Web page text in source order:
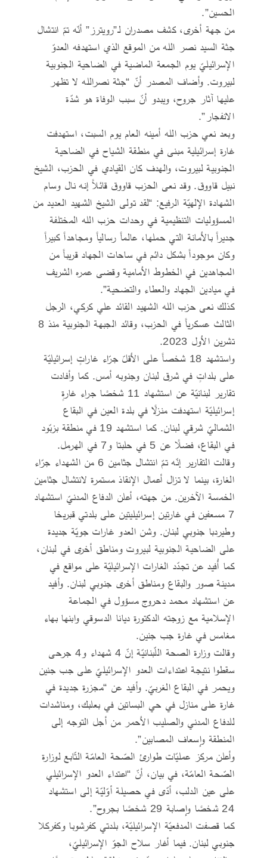
الحسين”.
من جهة أخرى، كشف مصدران لـ”رويترز” أنّه تمّ انتشال
جثة السيد نصر الله من الموقع الذي استهدفه العدوّ
الإسرائيليّ يوم الجمعة الماضية في الضاحية الجنوبية
لبيروت. وأضاف المصدر أنّ “جثة نصرالله لا تظهر
عليها آثار جروح، ويبدو أنّ سبب الوفاة هو شدّة
الانفجار”.
وبعد نعي حزب الله أمينه العام يوم السبت، استهدفت
غارة إسرائيلية مبنى في منطقة الشياح في الضاحية
الجنوبية لبيروت، والهدف كان القيادي في الحزب، الشيخ
نبيل قاووق. وقد نعى الحزب قاووق قائلاً إنه نال وسام
الشهادة الإلهيّة الرفيع: “لقد تولى الشيخ الشهيد العديد من
المسؤوليات التنظيمية في وحدات حزب الله المختلفة
جديراً بالأمانة التي حملها، عالماً رسالياً ومجاهداً كبيراً
وكان موجوداً بشكل دائم في ساحات الجهاد قريباً من
المجاهدين في الخطوط الأمامية وقضى عمره الشريف
في ميادين الجهاد والعطاء والتضحية”.
كذلك نعى حزب الله الشهيد القائد علي كركي، الرجل
الثالث عسكرياً في الحزب، وقائد الجبهة الجنوبية منذ 8
تشرين الأول 2023.
واستشهد 18 شخصاً على الأقلّ جرّاء غاراتٍ إسرائيليّة
على بلداتٍ في شرق لبنان وجنوبه أمس. كما وأفادت
تقارير لبنانيّة عن استشهاد 11 شخصًا جراء غارةٍ
إسرائيليّة استهدفت منزلًا في بلدة العين في البقاع
الشماليّ شرقي لبنان. كما استشهد 19 في منطقة بزبّود
في البقاع، فضلًا عن 5 في حلبتا و7 في الهرمل.
وقالت التقارير إنّه تمّ انتشال جثامين 6 من الشهداء جرّاء
الغارة، بينما لا تزال أعمال الإنقاذ مستمرة لانتشال جثامين
الخمسة الآخرين. من جهته، أعلن الدفاع المدنيّ استشهاد
7 مسعفين في غارتين إسرائيليتين على بلدتي قبريخا
وطيردبا جنوبي لبنان. وشن العدو غارات جويّة جديدة
على الضاحية الجنوبية لبيروت ومناطق أخرى في لبنان،
كما أُفيد عن تجدّد الغارات الإسرائيليّة على مواقع في
مدينة صور والبقاع ومناطق أخرى جنوبي لبنان. وأفيد
عن استشهاد محمد دحروج مسؤول في الجماعة
الإسلامية مع زوجته الدكتورة ديانا الدسوقي وابنها بهاء
مغامس في غارة جب جنين.
وقالت وزارة الصحة اللّبنانيّة إنّ 4 شهداء و4 جرحى
سقطوا نتيجة اعتداءات العدو الإسرائيليّ على جب جنين
ويحمر في البقاع الغربيّ. وأفيد عن “مجزرة جديدة في
غارة على منازل في حي البساتين في بعلبك، ومناشدات
للدفاع المدني والصليب الأحمر من أجل التوجه إلى
المنطقة وإسعاف المصابين”.
وأعلن مركز عمليّات طوارئ الصّحة العامّة التّابع لوزارة
الصّحة العامّة، في بيان، أنّ “اعتداء العدو الإسرائيلي
على عين الدلب، أدّى في حصيلة أوّليّة إلى استشهاد
24 شخصًا وإصابة 29 شخصًا بجروح”.
كما قصفت المدفعيّة الإسرائيليّة، بلدتي كفرشوبا وكفركلا
جنوبي لبنان. فيما أغار سلاح الجوّ الإسرائيليّ،